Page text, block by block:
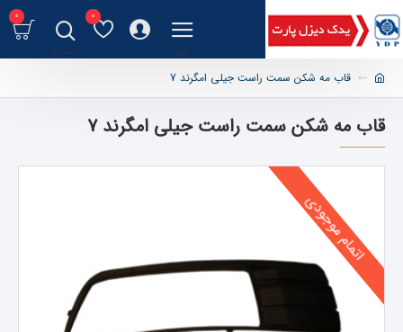
0
0
قاب مه شکن سمت راست جیلی امگرند 7
قاب مه شکن سمت راست جیلی امگرند 7
اتمام موجودی